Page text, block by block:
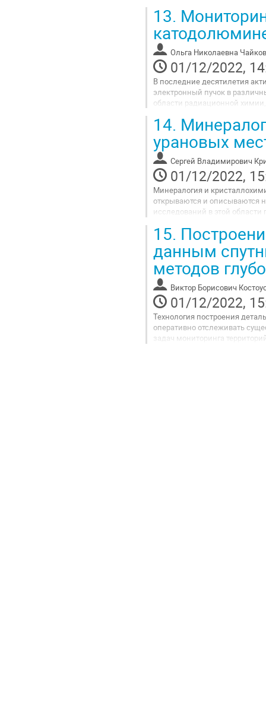
Go
to
contribution
page
13.
Ольга Николаевна
01/12/2022,
В последние десятилетия
электронный пучок в
области радиационной
Решение задач...
Go
to
contribution
page
14.
урановых
Сергей Владимирович
01/12/2022,
Минералогия и
открываются и описываются
исследований в этой
Go
to
contribution
page
15.
данным
методов
Виктор Борисович
01/12/2022,
Технология построения
оперативно отслеживать
задач мониторинга